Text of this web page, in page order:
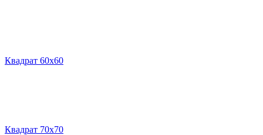
Квадрат 60х60
Квадрат 70х70